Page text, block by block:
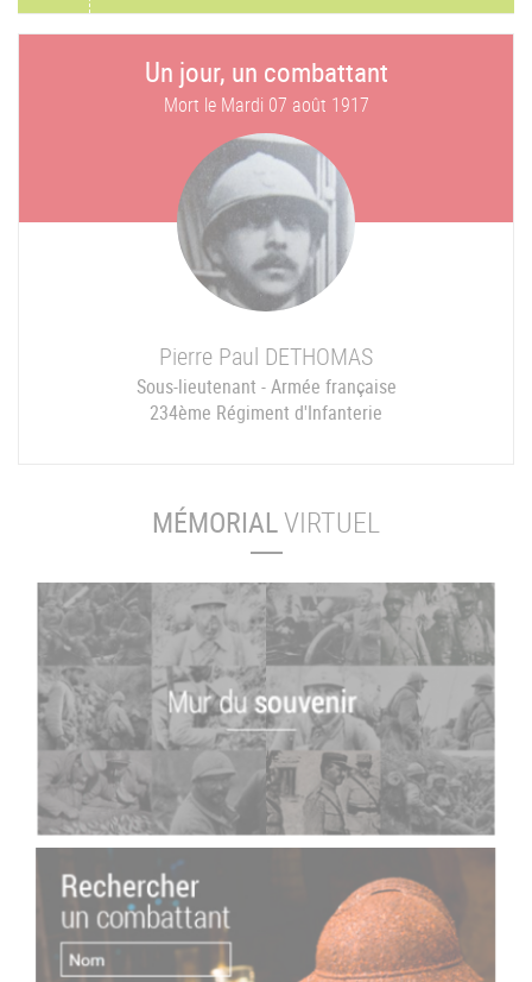
Un jour, un combattant
Mort le Mardi 07 août 1917
Pierre Paul DETHOMAS
Sous-lieutenant - Armée française
234ème Régiment d'Infanterie
MÉMORIALVIRTUEL